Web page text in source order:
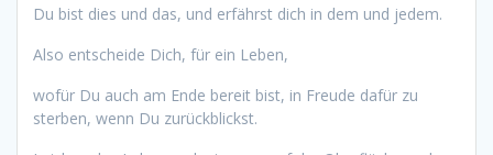
Du bist dies und das, und erfährst dich in dem und jedem.
Also entscheide Dich, für ein Leben,
wofür Du auch am Ende bereit bist, in Freude dafür zu
sterben, wenn Du zurückblickst.